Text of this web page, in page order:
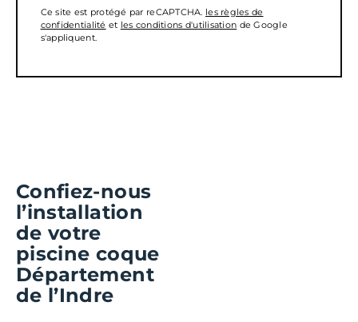
Ce site est protégé par reCAPTCHA. les règles de
confidentialité et les conditions d'utilisation de Google
s'appliquent.
Confiez-nous
l’installation
de votre
piscine coque
Département
de l’Indre